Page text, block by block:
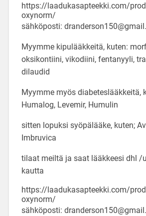
https://laadukasapteekki.com/
oxynorm/
sähköposti:
Myymme kipulääkkeitä, kuten:
oksikontiini, vikodiini, fentanyyli,
dilaudid
Myymme myös diabeteslääkkeitä,
Humalog, Levemir, Humulin
sitten lopuksi syöpälääke, kuten;
Imbruvica
tilaat meiltä ja saat lääkkeesi dhl /
kautta
https://laadukasapteekki.com/
oxynorm/
sähköposti: